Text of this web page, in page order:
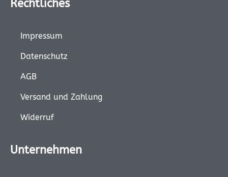
Rechtliches
Impressum
Datenschutz
AGB
Versand und Zahlung
Widerruf
Unternehmen